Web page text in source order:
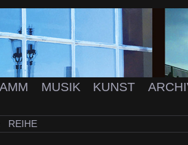
MUSIK KUNST
REIHE